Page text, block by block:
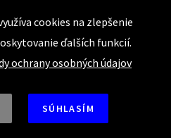
cookies na zlepšenie
ďalších funkcií.
ochrany osobných údajov
SÚHLASÍM